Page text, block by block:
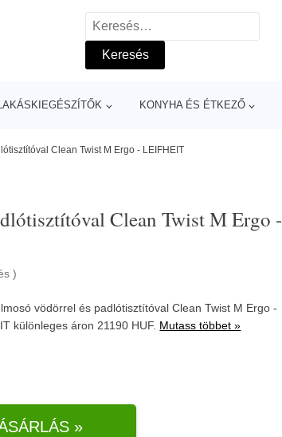
Keresés:
KONYHA ÉS ÉTKEZŐ
Clean Twist M Ergo - LEIFHEIT
Clean Twist M Ergo -
)
vödörrel és padlótisztítóval Clean Twist M Ergo -
különleges áron 21190 HUF. Mutass többet »
»